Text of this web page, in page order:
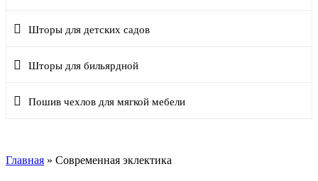
Шторы для детских садов
Шторы для бильярдной
Пошив чехлов для мягкой мебели
Главная » Современная эклектика